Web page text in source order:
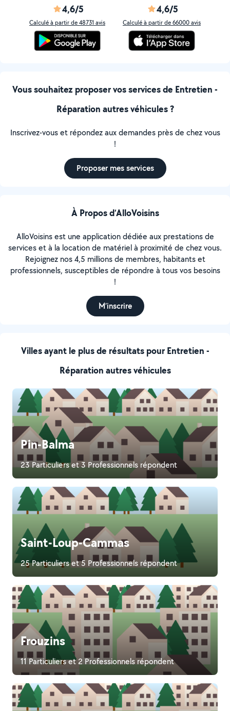
4,6/5
Calculé à partir de 48731 avis
4,6/5
Calculé à partir de 66000 avis
Villes ayant le plus de résultats pour Entretien -
Réparation autres véhicules
Pin-Balma
23 Particuliers et 3 Professionnels répondent
Saint-Loup-Cammas
25 Particuliers et 5 Professionnels répondent
Frouzins
11 Particuliers et 2 Professionnels répondent
Vous souhaitez proposer vos services de Entretien -
Réparation autres véhicules ?
Inscrivez-vous et répondez aux demandes près de chez vous
!
Proposer mes services
À Propos d’AlloVoisins
AlloVoisins est une application dédiée aux prestations de
services et à la location de matériel à proximité de chez vous.
Rejoignez nos 4,5 millions de membres, habitants et
professionnels, susceptibles de répondre à tous vos besoins
!
M’inscrire